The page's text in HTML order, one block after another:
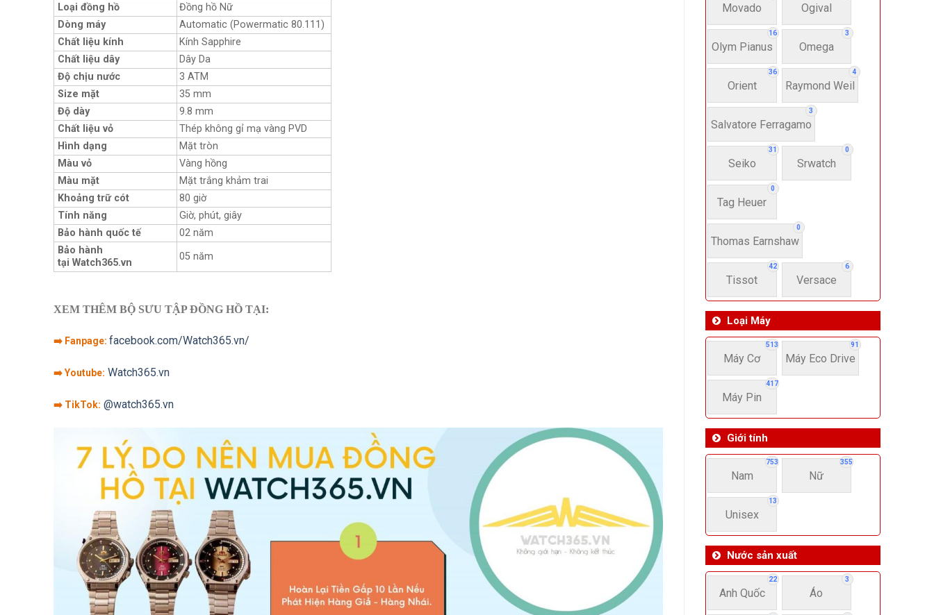
Movado Ogival
16
Olym Pianus
3
Omega
36
Orient
4
Raymond Weil
3
Salvatore Ferragamo
31
Seiko
0
Srwatch
0
Tag Heuer
0
Thomas Earnshaw
42
Tissot
6
Versace
Loại Máy
513
Máy Cơ
91
Máy Eco Drive
417
Máy Pin
Giới tính
753
Nam
355
Nữ
13
Unisex
Nước sản xuất
22
Anh Quốc
3
Áo
Loại đồng hồ
Đồng hồ Nữ
Dòng máy
Automatic (Powermatic 80.111)
Chất liệu kính
Kính Sapphire
Chất liệu dây
Dây Da
Độ chịu nước
3 ATM
Size mặt
35 mm
Độ dày
9.8 mm
Chất liệu vỏ
Thép không gỉ mạ vàng PVD
Hình dạng
Mặt tròn
Màu vỏ
Vàng hồng
Màu mặt
Mặt trắng khảm trai
Khoảng trữ cót
80 giờ
Tính năng
Giờ, phút, giây
Bảo hành quốc tế
02 năm
Bảo hành
tại Watch365.vn
05 năm
XEM THÊM BỘ SƯU TẬP ĐỒNG HỒ TẠI:
➡️ Fanpage: facebook.com/Watch365.vn/
➡️ Youtube: Watch365.vn
➡️ TikTok: @watch365.vn